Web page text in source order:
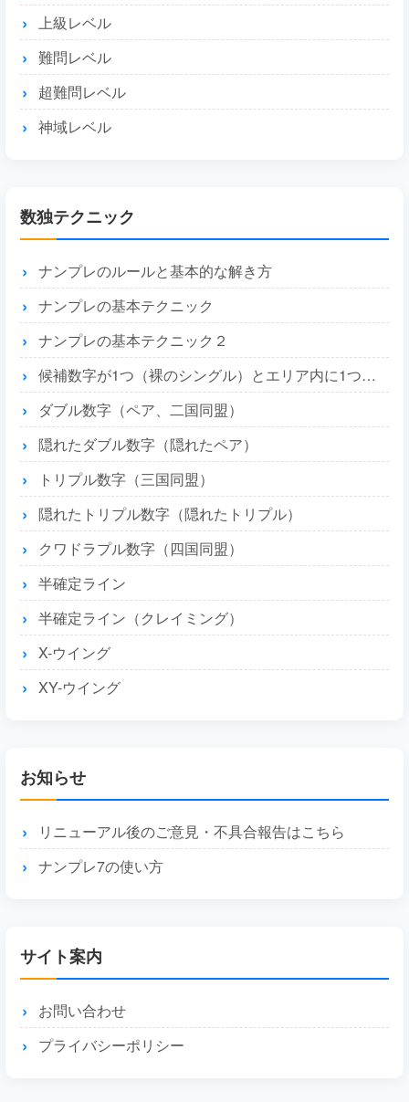
上級レベル
難問レベル
超難問レベル
神域レベル
数独テクニック
ナンプレのルールと基本的な解き方
ナンプレの基本テクニック
ナンプレの基本テクニック２
候補数字が1つ（裸のシングル）とエリア内に1つ（隠れたシングル）
ダブル数字（ペア、二国同盟）
隠れたダブル数字（隠れたペア）
トリプル数字（三国同盟）
隠れたトリプル数字（隠れたトリプル）
クワドラプル数字（四国同盟）
半確定ライン
半確定ライン（クレイミング）
X-ウイング
XY-ウイング
お知らせ
リニューアル後のご意見・不具合報告はこちら
ナンプレ7の使い方
サイト案内
お問い合わせ
プライバシーポリシー